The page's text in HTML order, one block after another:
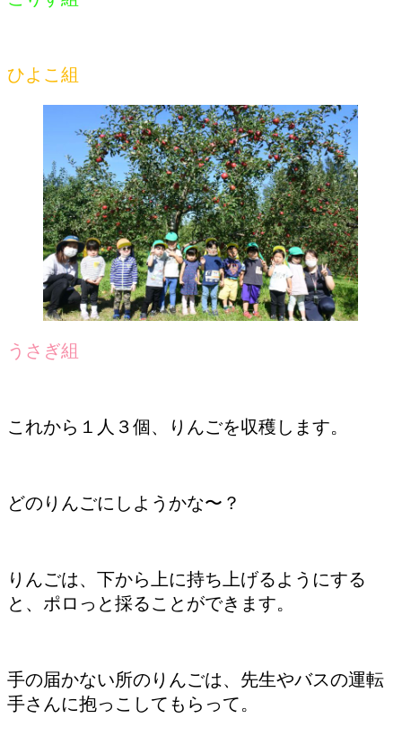
ひよこ組
うさぎ組
これから１人３個、りんごを収穫します。
どのりんごにしようかな〜？
りんごは、下から上に持ち上げるようにする
と、ポロっと採ることができます。
手の届かない所のりんごは、先生やバスの運転
手さんに抱っこしてもらって。